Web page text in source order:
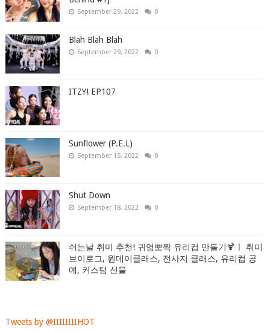
September 29, 2022 0
Blah Blah Blah
September 29, 2022 0
ITZY! EP107
Sunflower (P.E.L)
September 15, 2022 0
Shut Down
September 18, 2022 0
쉬는날 취미 추천! 귀염뽀짝 유리컵 만들기🍹ㅣ 취미
브이로그, 원데이클래스, 전사지 클래스, 유리컵 공
예, 커스텀 선물
Tweets by @IIIIIIIIHOT